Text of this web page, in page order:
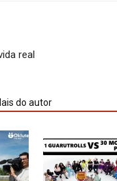
real
do autor